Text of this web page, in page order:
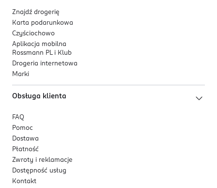
Znajdź drogerię
Karta podarunkowa
Czyściochowo
Aplikacja mobilna
Rossmann PL i Klub
Drogeria internetowa
Marki
Obsługa klienta
FAQ
Pomoc
Dostawa
Płatność
Zwroty i reklamacje
Dostępność usług
Kontakt